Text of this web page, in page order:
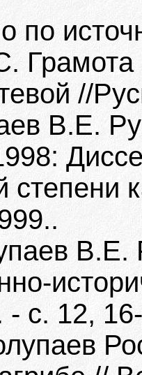
по
Грамота
//
В.Е.
степени
В.Е.
- с. 12,